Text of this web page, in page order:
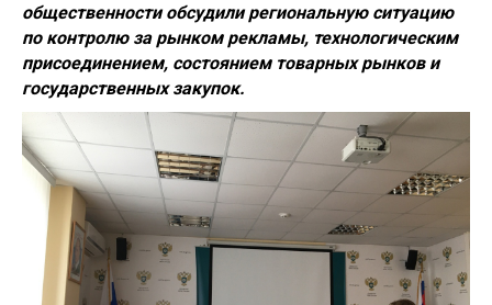
общественности обсудили региональную ситуацию
по контролю за рынком рекламы, технологическим
присоединением, состоянием товарных рынков и
государственных закупок.